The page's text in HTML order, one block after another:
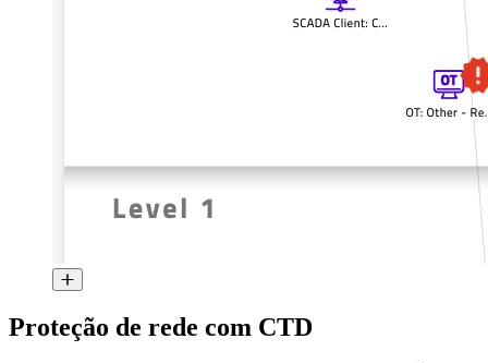
Proteção de rede com CTD